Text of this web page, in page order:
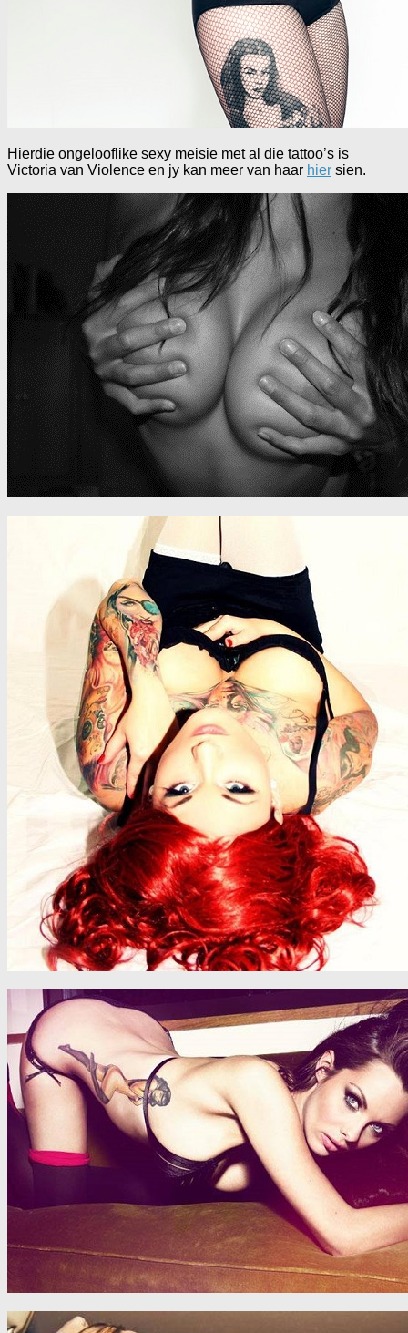
Hierdie ongelooflike sexy meisie met al die tattoo’s is
Victoria van Violence en jy kan meer van haar hier sien.